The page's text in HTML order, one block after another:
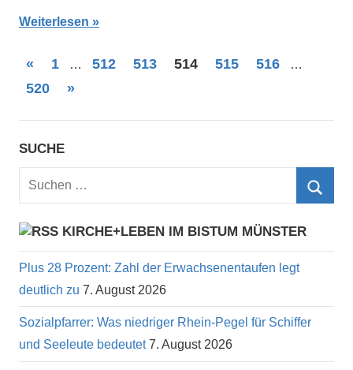
Weiterlesen
Seitennummerierung
der
Beiträge
« Vorherige
Beiträge
1 … 512 513 514 515 516 …
520
Nächste
»
SUCHE
Suchen
nach:
KIRCHE+LEBEN IM BISTUM MÜNSTER
Plus 28 Prozent: Zahl der Erwachsenentaufen legt
deutlich zu 7. August 2026
Sozialpfarrer: Was niedriger Rhein-Pegel für Schiffer
und Seeleute bedeutet 7. August 2026